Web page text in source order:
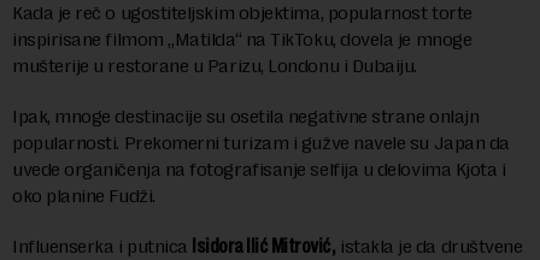
Kada je reč o ugostiteljskim objektima, popularnost torte
inspirisane filmom „Matilda“ na TikToku, dovela je mnoge
mušterije u restorane u Parizu, Londonu i Dubaiju.
Ipak, mnoge destinacije su osetila negativne strane onlajn
popularnosti. Prekomerni turizam i gužve navele su Japan da
uvede organičenja na fotografisanje selfija u delovima Kjota i
oko planine Fudži.
Influenserka i putnica Isidora Ilić Mitrović, istakla je da društvene